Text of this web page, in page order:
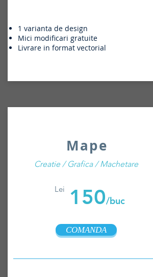
1 varianta de design
Mici modificari gratuite
Livrare in format vectorial
Mape
Creatie / Grafica / Machetare
Lei 150/buc
COMANDA